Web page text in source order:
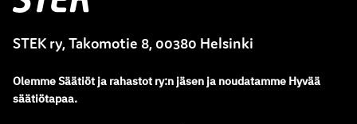
STEK ry, Takomotie 8, 00380 Helsinki
OlemmeSäätiöt ja rahastot ry:n jäsen ja noudatamme Hyvää
säätiötapaa.